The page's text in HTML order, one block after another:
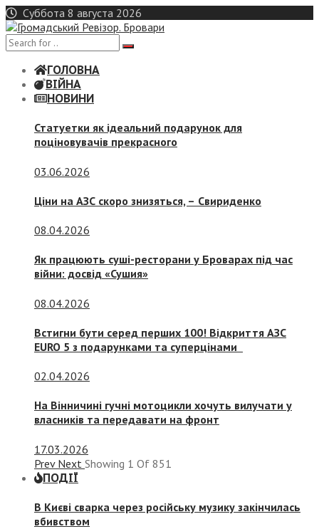
Skip
to
content
Суббота 8 августа 2026
ГОЛОВНА
ВІЙНА
НОВИНИ
Статуетки як ідеальний подарунок для
поціновувачів прекрасного
03.06.2026
Ціни на АЗС скоро знизяться, – Свириденко
08.04.2026
Як працюють суші-ресторани у Броварах під час
війни: досвід «Сушия»
08.04.2026
Встигни бути серед перших 100! Відкриття АЗС
EURO 5 з подарунками та суперцінами
02.04.2026
На Вінничині гучні мотоцикли хочуть вилучати у
власників та передавати на фронт
17.03.2026
Prev Next Showing 1 Of 851
ПОДІЇ
В Києві сварка через російську музику закінчилась
вбивством